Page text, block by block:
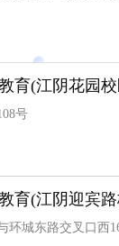
于学习、敬业、
服务取得客户的
员工，实现员工
会贡献价值。
育(江阴花园
号
育(江阴迎宾
环城东路交叉口西